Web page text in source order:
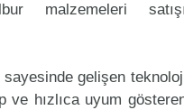
malzemeleri
gelişen
ve hızlıca uyum